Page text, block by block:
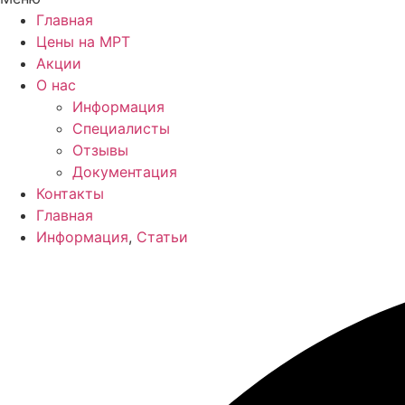
Главная
Цены на МРТ
Акции
О нас
Информация
Специалисты
Отзывы
Документация
Контакты
Главная
Информация, Статьи